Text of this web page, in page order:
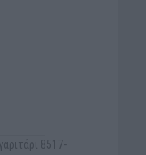
8517-